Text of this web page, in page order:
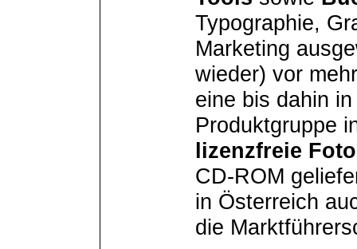
Typographie,
Marketing
wieder) vor
eine bis dahin
Produktgruppe
lizenzfreie
CD-ROM
in Österreich
die